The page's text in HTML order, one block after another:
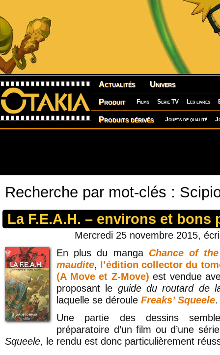
Actualités Univers
Produit Films Série TV Les livres
Produits dérivés Jouets de qualité
Recherche par mot-clés :
La F.E.A.H. – environs et bons
Mercredi 25 novembre 2015,
En plus du manga Chance of
maudite, l’édition collector du
(A Move et Z-Move) est vendue
proposant le guide du routard de
laquelle se déroule Freaks’ Squeele.
Une partie des dessins
préparatoire d’un film ou d’une
Squeele, le rendu est donc particulièrement